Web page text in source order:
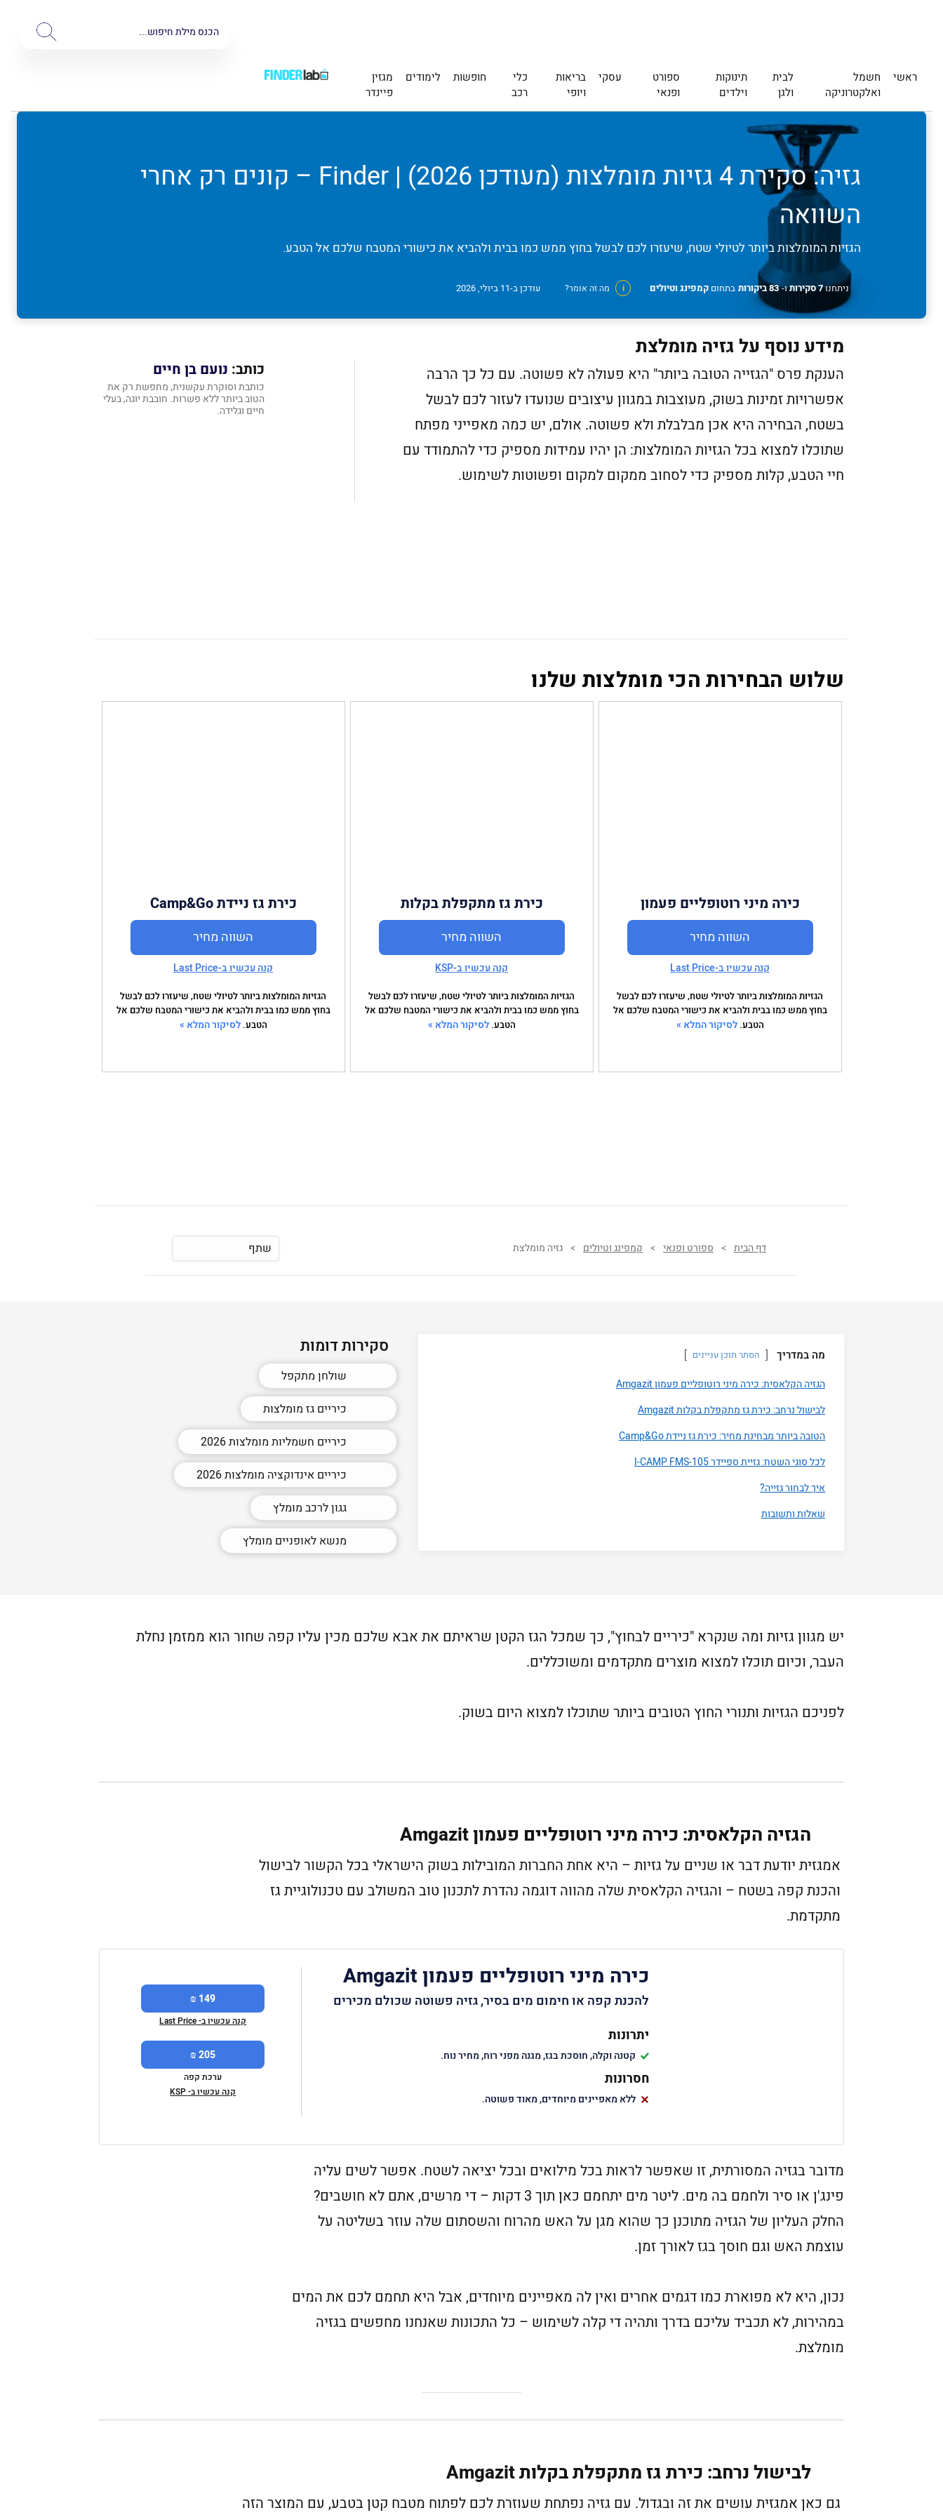
ראשי
חשמל
ואלקטרוניקה
לבית
ולגן
תינוקות
וילדים
ספורט
ופנאי
עסקי
בריאות
ויופי
כלי
רכב
חופשות לימודים
מגזין
פיינדר
גזיה: סקירת 4 גזיות מומלצות (מעודכן 2026) | Finder – קונים רק אחרי
השוואה
הגזיות המומלצות ביותר לטיולי שטח, שיעזרו לכם לבשל בחוץ ממש כמו בבית ולהביא את כישורי המטבח שלכם אל הטבע.
ניתחנו7 סקירות ו- 83 ביקורות בתחום קמפינג וטיולים i מה זה אומר? עודכן ב-11 ביולי, 2026
מידע נוסף על גזיה מומלצת
הענקת פרס "הגזייה הטובה ביותר" היא פעולה לא פשוטה. עם כל כך הרבה
אפשרויות זמינות בשוק, מעוצבות במגוון עיצובים שנועדו לעזור לכם לבשל
בשטח, הבחירה היא אכן מבלבלת ולא פשוטה. אולם, יש כמה מאפייני מפתח
שתוכלו למצוא בכל הגזיות המומלצות: הן יהיו עמידות מספיק כדי להתמודד עם
חיי הטבע, קלות מספיק כדי לסחוב ממקום למקום ופשוטות לשימוש.
כותב: נועם בן חיים
כותבת וסוקרת עקשנית, מחפשת רק את
הטוב ביותר ללא פשרות. חובבת יוגה, בעלי
חיים וגלידה.
שלוש הבחירות הכי מומלצות שלנו
כירה מיני רוטופליים פעמון
Amgazit
השווה מחיר
קנה עכשיו ב-Last Price
הגזיות המומלצות ביותר לטיולי שטח, שיעזרו לכם לבשל
בחוץ ממש כמו בבית ולהביא את כישורי המטבח שלכם אל
הטבע.לסיקור המלא »
כירת גז מתקפלת בקלות
Amgazit
השווה מחיר
קנה עכשיו ב-KSP
הגזיות המומלצות ביותר לטיולי שטח, שיעזרו לכם לבשל
בחוץ ממש כמו בבית ולהביא את כישורי המטבח שלכם אל
הטבע.לסיקור המלא »
כירת גז ניידת Camp&Go
השווה מחיר
קנה עכשיו ב-Last Price
הגזיות המומלצות ביותר לטיולי שטח, שיעזרו לכם לבשל
בחוץ ממש כמו בבית ולהביא את כישורי המטבח שלכם אל
הטבע.לסיקור המלא »
דף הבית > ספורט ופנאי > קמפינג וטיולים > גזיה מומלצת שתף
מה במדריך הסתר תוכן עניינים
הגזיה הקלאסית: כירה מיני רוטופליים פעמון Amgazit
לבישול נרחב: כירת גז מתקפלת בקלות Amgazit
הטובה ביותר מבחינת מחיר: כירת גז ניידת Camp&Go
לכל סוגי השטח: גזיית ספיידר I-CAMP FMS-105
איך לבחור גזייה?
שאלות ותשובות
סקירות דומות
שולחן מתקפל
כיריים גז מומלצות
כיריים חשמליות מומלצות 2026
כיריים אינדוקציה מומלצות 2026
גגון לרכב מומלץ
מנשא לאופניים מומלץ
יש מגוון גזיות ומה שנקרא "כיריים לבחוץ", כך שמכל הגז הקטן שראיתם את אבא שלכם מכין עליו קפה שחור הוא ממזמן נחלת
העבר, וכיום תוכלו למצוא מוצרים מתקדמים ומשוכללים.
לפניכם הגזיות ותנורי החוץ הטובים ביותר שתוכלו למצוא היום בשוק.
הגזיה הקלאסית: כירה מיני רוטופליים פעמון Amgazit
אמגזית יודעת דבר או שניים על גזיות – היא אחת החברות המובילות בשוק הישראלי בכל הקשור לבישול
והכנת קפה בשטח – והגזיה הקלאסית שלה מהווה דוגמה נהדרת לתכנון טוב המשולב עם טכנולוגיית גז
מתקדמת.
כירה מיני רוטופליים פעמון Amgazit
להכנת קפה או חימום מים בסיר, גזיה פשוטה שכולם מכירים
יתרונות
קטנה וקלה, חוסכת בגז, מגנה מפני רוח, מחיר נוח.
חסרונות
ללא מאפיינים מיוחדים, מאוד פשוטה.
149 ₪
קנה עכשיו ב- Last Price
205 ₪
ערכת קפה
קנה עכשיו ב- KSP
מדובר בגזיה המסורתית, זו שאפשר לראות בכל מילואים ובכל יציאה לשטח. אפשר לשים עליה
פינג'ן או סיר ולחמם בה מים. ליטר מים יתחמם כאן תוך 3 דקות – די מרשים, אתם לא חושבים?
החלק העליון של הגזיה מתוכנן כך שהוא מגן על האש מהרוח והשסתום שלה עוזר בשליטה על
עוצמת האש וגם חוסך בגז לאורך זמן.
נכון, היא לא מפוארת כמו דגמים אחרים ואין לה מאפיינים מיוחדים, אבל היא תחמם לכם את המים
במהירות, לא תכביד עליכם בדרך ותהיה די קלה לשימוש – כל התכונות שאנחנו מחפשים בגזיה
מומלצת.
לבישול נרחב: כירת גז מתקפלת בקלות Amgazit
גם כאן אמגזית עושים את זה ובגדול. עם גזיה נפתחת שעוזרת לכם לפתוח מטבח קטן בטבע, עם המוצר הזה